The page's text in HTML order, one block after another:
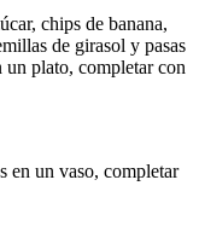
chips de banana,
de girasol y pasas
plato, completar con
en un vaso, completar